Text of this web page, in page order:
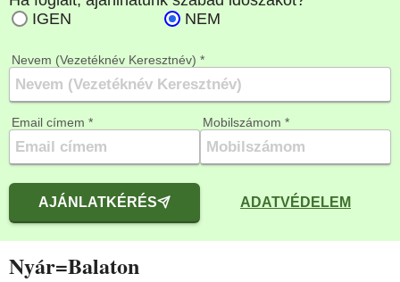
Nevem (Vezetéknév Keresztnév) *
Email címem * Mobilszámom *
AJÁNLATKÉRÉS ADATVÉDELEM
Nyár=Balaton